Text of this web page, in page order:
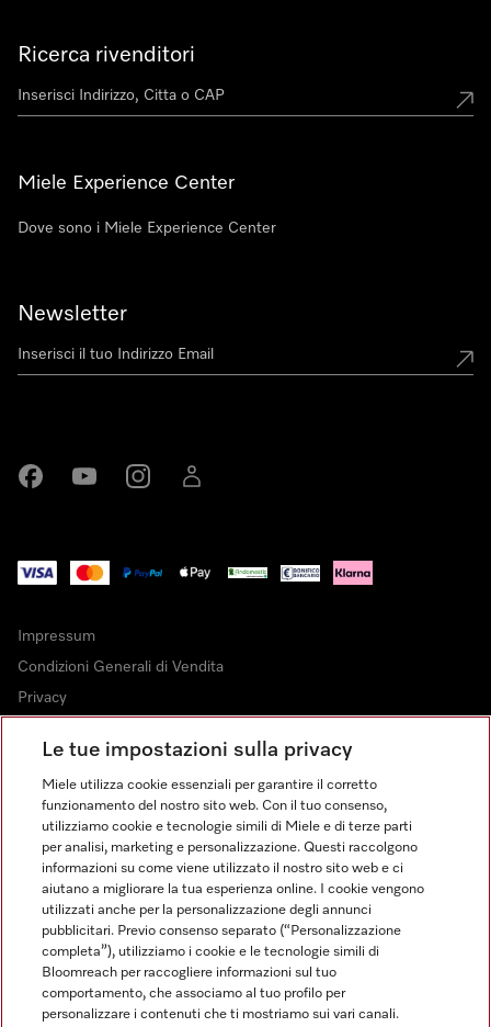
Ricerca rivenditori
Miele Experience Center
Dove sono i Miele Experience Center
Newsletter
Impressum
Condizioni Generali di Vendita
Privacy
Dichiarazione di Accessibilità
Modulo di recesso
Legge sui servizi digitali
Impostazioni cookie
FINANZIAMENTO FINO A 50 MESI CON OPZIONE 10 E TASSO
ZERO
Le tue impostazioni sulla privacy
Miele utilizza cookie essenziali per garantire il corretto
funzionamento del nostro sito web. Con il tuo consenso,
utilizziamo cookie e tecnologie simili di Miele e di terze parti
per analisi, marketing e personalizzazione. Questi raccolgono
informazioni su come viene utilizzato il nostro sito web e ci
aiutano a migliorare la tua esperienza online. I cookie vengono
utilizzati anche per la personalizzazione degli annunci
pubblicitari. Previo consenso separato (“Personalizzazione
completa”), utilizziamo i cookie e le tecnologie simili di
Bloomreach per raccogliere informazioni sul tuo
comportamento, che associamo al tuo profilo per
personalizzare i contenuti che ti mostriamo sui vari canali.